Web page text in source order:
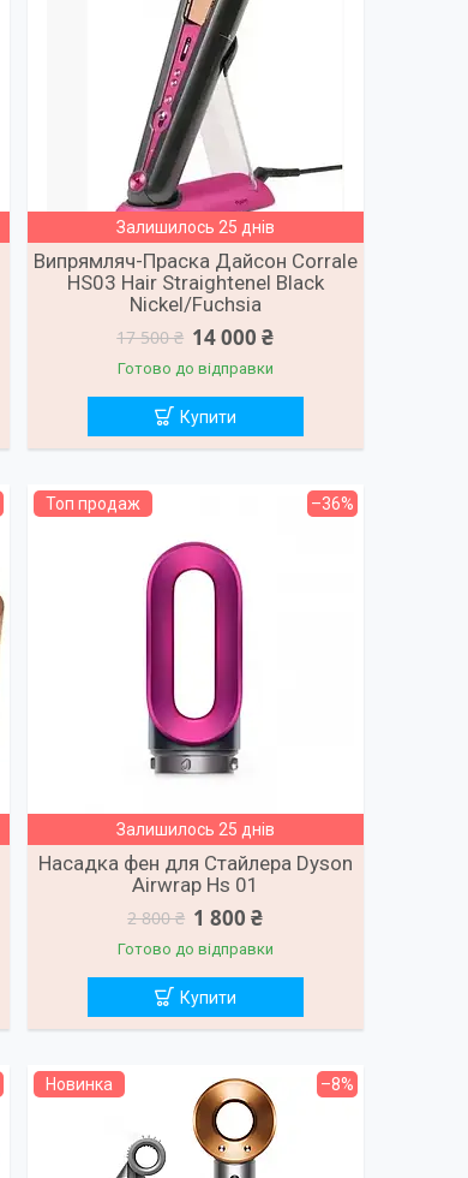
Залишилось 25 днів
Випрямляч-Праска Дайсон Corrale
HS03 Hair Straightenel Black
Nickel/Fuchsia
17 500 ₴ 14 000 ₴
Готово до відправки
Купити
Топ продаж –36%
Залишилось 25 днів
Насадка фен для Стайлера Dyson
Airwrap Hs 01
2 800 ₴ 1 800 ₴
Готово до відправки
Купити
Новинка –8%